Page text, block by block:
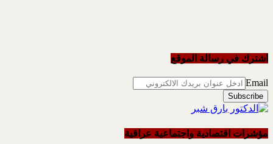
اشترك في رسالة الموقع
Email
مؤشرات اقتصادية واجتماعية عراقية